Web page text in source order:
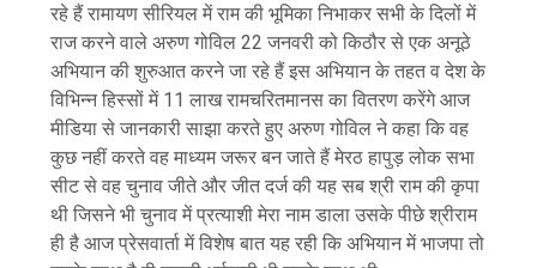
रहे हैं रामायण सीरियल में राम की भूमिका निभाकर सभी के दिलों में
राज करने वाले अरुण गोविल 22 जनवरी को किठौर से एक अनूठे
अभियान की शुरुआत करने जा रहे हैं इस अभियान के तहत व देश के
विभिन्न हिस्सों में 11 लाख रामचरितमानस का वितरण करेंगे आज
मीडिया से जानकारी साझा करते हुए अरुण गोविल ने कहा कि वह
कुछ नहीं करते वह माध्यम जरूर बन जाते हैं मेरठ हापुड़ लोक सभा
सीट से वह चुनाव जीते और जीत दर्ज की यह सब श्री राम की कृपा
थी जिसने भी चुनाव में प्रत्याशी मेरा नाम डाला उसके पीछे श्रीराम
ही है आज प्रेसवार्ता में विशेष बात यह रही कि अभियान में भाजपा तो